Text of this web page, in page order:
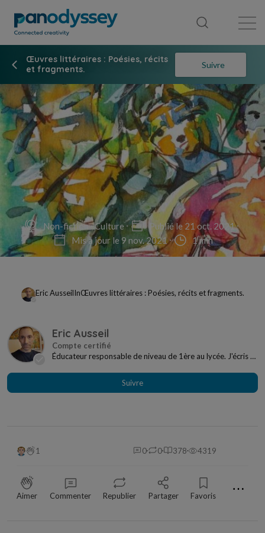
Œuvres littéraires : Poésies, récits
et fragments.
Suivre
Non-fiction Culture
Publié le 21 oct. 2021
Mis à jour le 9 nov. 2021
1 min
Eric AusseilInŒuvres littéraires : Poésies, récits et fragments.
Eric Ausseil
Éducateur responsable de niveau de 1ère au lycée. J'écris et
Suivre
1 0 0 378 4319
Aimer Commenter Republier Partager Favoris ⋯